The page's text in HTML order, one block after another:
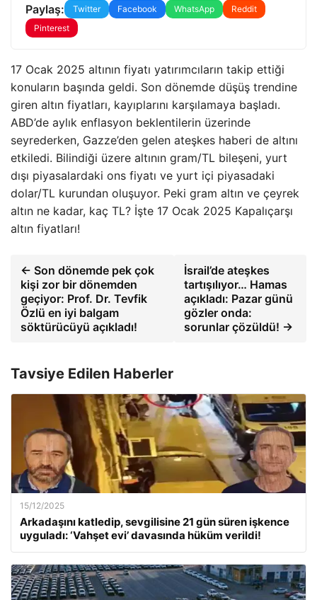
Paylaş: Twitter Facebook WhatsApp
Reddit
Pinterest
17 Ocak 2025 altının fiyatı yatırımcıların takip ettiği
konuların başında geldi. Son dönemde düşüş trendine
giren altın fiyatları, kayıplarını karşılamaya başladı.
ABD’de aylık enflasyon beklentilerin üzerinde
seyrederken, Gazze’den gelen ateşkes haberi de altını
etkiledi. Bilindiği üzere altının gram/TL bileşeni, yurt
dışı piyasalardaki ons fiyatı ve yurt içi piyasadaki
dolar/TL kurundan oluşuyor. Peki gram altın ve çeyrek
altın ne kadar, kaç TL? İşte 17 Ocak 2025 Kapalıçarşı
altın fiyatları!
← Son dönemde pek çok
kişi zor bir dönemden
geçiyor: Prof. Dr. Tevfik
Özlü en iyi balgam
söktürücüyü açıkladı!
İsrail’de ateşkes
tartışılıyor… Hamas
açıkladı: Pazar günü
gözler onda:
sorunlar çözüldü! →
Tavsiye Edilen Haberler
15/12/2025
Arkadaşını katledip, sevgilisine 21 gün süren işkence
uyguladı: ‘Vahşet evi’ davasında hüküm verildi!